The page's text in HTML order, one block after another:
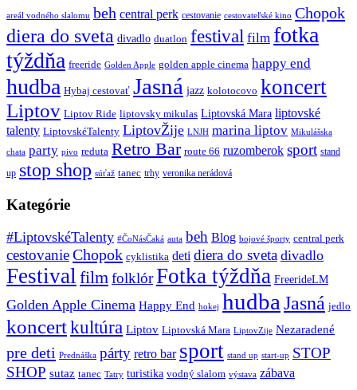
areál vodného slalomu beh central perk cestovanie cestovateľské kino Chopok
diera do sveta divadlo duatlon festival film fotka
týždňa freeride Golden Apple golden apple cinema happy end
hudba Hybaj cestovať Jasná jazz kolotocovo koncert
Liptov Liptov Ride liptovsky mikulas Liptovská Mara liptovské
talenty LiptovskéTalenty LiptovŽije LNJH marina liptov Mikulášska
chata party pivo reduta Retro Bar route 66 ruzomberok sport stand
up stop shop súťaž tanec trhy veronika nerádová
Kategórie
#LiptovskéTalenty #ČoNásČaká auta beh Blog bojové športy central perk
cestovanieChopok cyklistika deti diera do sveta divadlo
Festival filmfolklórFotka týždňa FreerideLM
Golden Apple Cinema Happy End hokej hudba Jasná jedlo
koncertkultúra Liptov Liptovská Mara LiptovZije Nezaradené
pre deti Prednáška párty retro bar sport stand up start-up STOP
SHOP sutaz tanec Tatry turistika vodný slalom výstava zábava